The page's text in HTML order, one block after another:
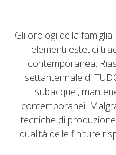
Gli orologi della
elementi estetici
contemporanea.
settantennale di
subacquei,
contemporanei.
tecniche di
qualità delle finiture